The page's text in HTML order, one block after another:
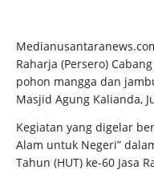
Raharja (Persero)
pohon mangga dan
Masjid Agung Kalianda,
Kegiatan yang digelar
Alam untuk Negeri”
Tahun (HUT) ke-60 Jasa